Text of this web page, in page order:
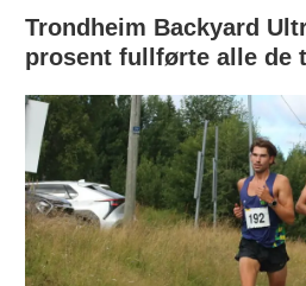
Trondheim Backyard
prosent fullførte alle de